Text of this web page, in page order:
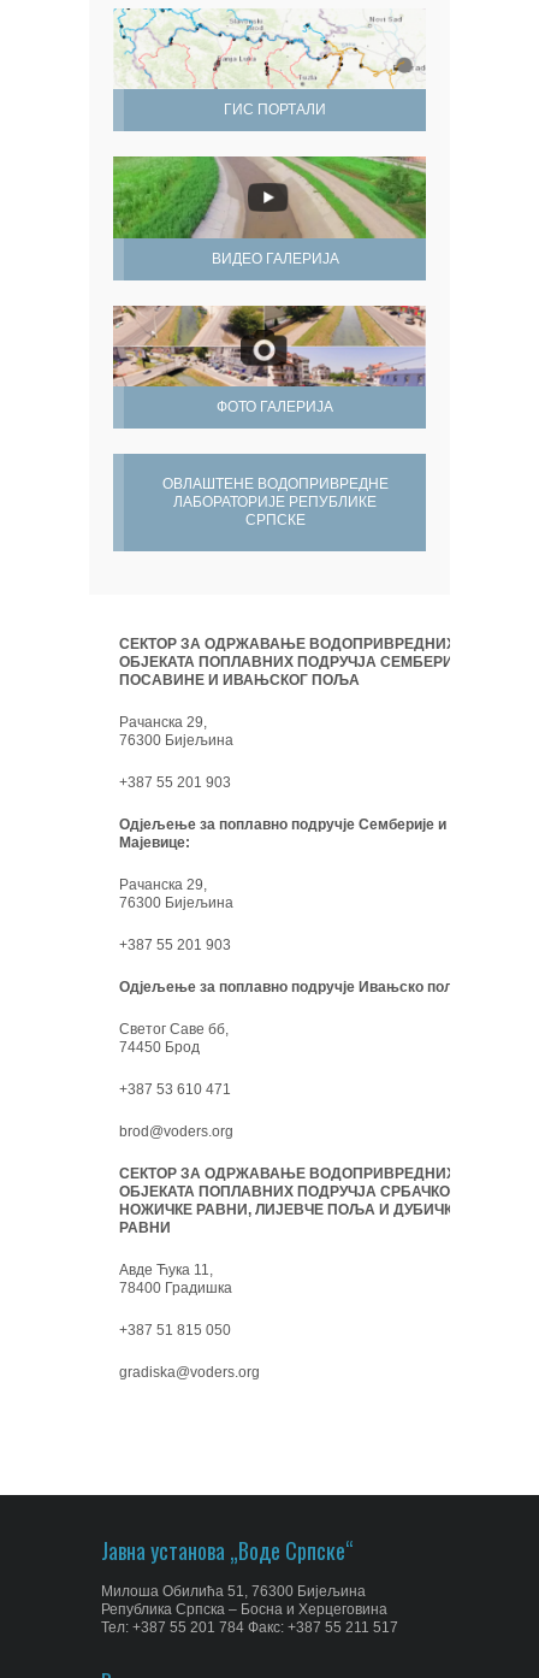
ГИС ПОРТАЛИ
ВИДЕО ГАЛЕРИЈА
ФОТО ГАЛЕРИЈА
ОВЛАШТЕНЕ ВОДОПРИВРЕДНЕ
ЛАБОРАТОРИЈЕ РЕПУБЛИКЕ
СРПСКЕ
СЕКТОР ЗА ОДРЖАВАЊЕ ВОДОПРИВРЕДНИХ
ОБЈЕКАТА ПОПЛАВНИХ ПОДРУЧЈА СЕМБЕРИЈЕ,
ПОСАВИНЕ И ИВАЊСКОГ ПОЉА
Рачанска 29,
76300 Бијељина
+387 55 201 903
Одјељење за поплавно подручје Семберије и
Мајевице:
Рачанска 29,
76300 Бијељина
+387 55 201 903
Одјељење за поплавно подручје Ивањско поље:
Светог Саве бб,
74450 Брод
+387 53 610 471
brod@voders.org
СЕКТОР ЗА ОДРЖАВАЊЕ ВОДОПРИВРЕДНИХ
ОБЈЕКАТА ПОПЛАВНИХ ПОДРУЧЈА СРБАЧКО-
НОЖИЧКЕ РАВНИ, ЛИЈЕВЧЕ ПОЉА И ДУБИЧКЕ
РАВНИ
Авде Ћука 11,
78400 Градишка
+387 51 815 050
gradiska@voders.org
Јавна установа „Воде Српске“
Милоша Обилића 51, 76300 Бијељина
Република Српска – Босна и Херцеговина
Тел: +387 55 201 784 Факс: +387 55 211 517